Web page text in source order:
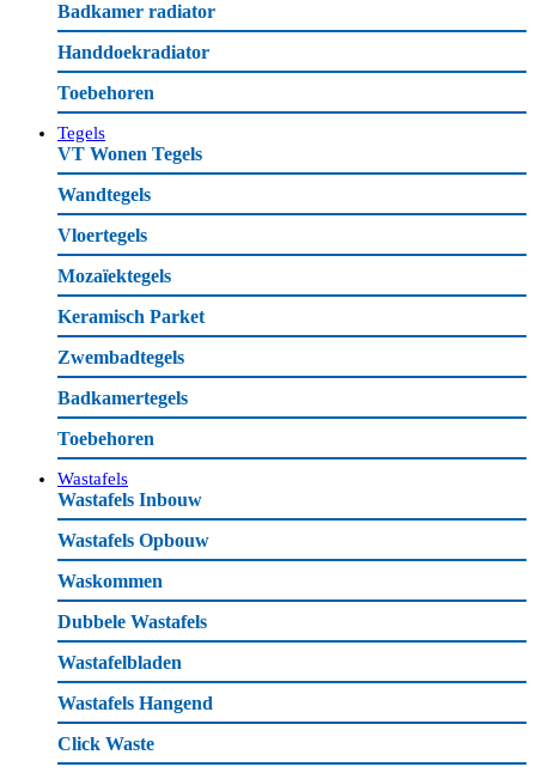
Badkamer radiator
Handdoekradiator
Toebehoren
Tegels
VT Wonen Tegels
Wandtegels
Vloertegels
Mozaïektegels
Keramisch Parket
Zwembadtegels
Badkamertegels
Toebehoren
Wastafels
Wastafels Inbouw
Wastafels Opbouw
Waskommen
Dubbele Wastafels
Wastafelbladen
Wastafels Hangend
Click Waste